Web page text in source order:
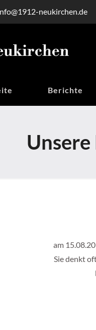
neukirchen.de
Berichte
am
Sie denkt